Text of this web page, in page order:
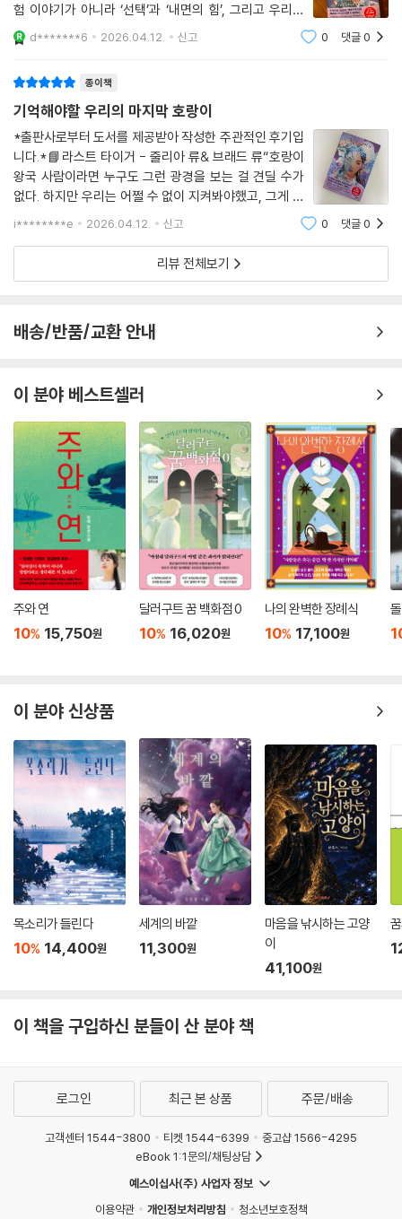
《라스트 타이거》는, 두 주인공 ‘승’과 ‘은지’의 시점에서 각각 이야기가 전
개된다. 홀수 장에서는 ‘승’의 이야기가, 짝수 장에서는 ‘은지’의 이야기가
교차로 펼쳐지면서 흥미롭게 이어진다.
또 아름다운 표지 일러스트는 책을 더욱 돋보이게 하는 매력 포인트다. 주
로 미국에서 활동하고 있는 박예진 작가가 그린 일러스트는, 한복을 입고
한 쪽 눈이 맹수의 것으로 덧대진 젊은 여인의 얼굴이 한가운데 자리하고
있고, 좌우로 금빛 테두리의 호랑이와 용이 서로 포효하고 있으며, 한민족
의 민화에 등장하는 산과 꽃, 구름 등의 이미지들이 배경에 깔려 있다. 은지
(銀紙) 위에 UV옵셋 방식으로 인쇄해 신비로운 보랏빛 바탕색이 은색의
은은한 광채와 어우러져 책의 분위기를 한껏 살려주고 있다.
험 이야기가 아니라 ‘선택’과 ‘내면의 힘’, 그리고 우리의
역사까지 깊이 맞닿아 있는 이야기로 오래 남는 작품이었
다.승과 은지의 관계도 인상적이었다. 하인과 주인의 관계
d*******6 2026.04.12. 신고 0 댓글0
종이책
기억해야할 우리의 마지막 호랑이
*출판사로부터 도서를 제공받아 작성한 주관적인 후기입
니다.*📘라스트 타이거 - 줄리아 류& 브래드 류“호랑이
왕국 사람이라면 누구도 그런 광경을 보는 걸 견딜 수가
없다. 하지만 우리는 어쩔 수 없이 지켜봐야했고, 그게 바
로 그들의 속셈이다.“▪️줄리아 류& 브래드 류 남매는 일제
할머니, 할아버지의 이야기에 영감을
i********e 2026.04.12. 신고 0 댓글0
리뷰 전체보기
배송/반품/교환 안내
이 분야 베스트셀러
주와 연
10% 15,750원
달러구트 꿈 백화점 0
10% 16,020원
나의 완벽한 장례식
10% 17,100원
이 분야 신상품
목소리가 들린다
10% 14,400원
세계의 바깥
11,300원
마음을 낚시하는 고양
이
41,100원
이 책을 구입하신 분들이 산 분야 책
로그인 최근 본 상품 주문/배송
고객센터 1544-3800 티켓 1544-6399
중고샵 1566-4295
eBook 1:1문의/채팅상담
예스이십사(주) 사업자 정보
이용약관
개인정보처리방침 청소년보호정책